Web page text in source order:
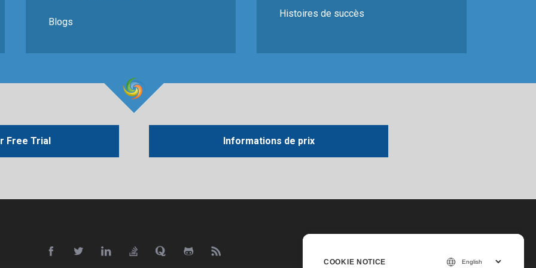
Blogs
Histoires de succès
Free Trial Informations de prix
COOKIE NOTICE